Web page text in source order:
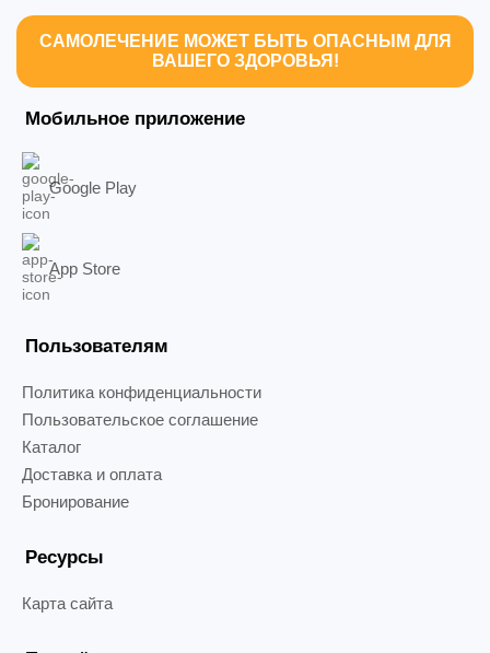
САМОЛЕЧЕНИЕ МОЖЕТ БЫТЬ ОПАСНЫМ ДЛЯ
ВАШЕГО ЗДОРОВЬЯ!
Мобильное приложение
Google Play
App Store
Пользователям
Политика конфиденциальности
Пользовательское соглашение
Каталог
Доставка и оплата
Бронирование
Ресурсы
Карта сайта